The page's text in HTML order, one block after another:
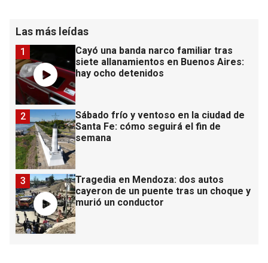
Las más leídas
Cayó una banda narco familiar tras
siete allanamientos en Buenos Aires:
hay ocho detenidos
1
Sábado frío y ventoso en la ciudad de
Santa Fe: cómo seguirá el fin de
semana
2
Tragedia en Mendoza: dos autos
cayeron de un puente tras un choque y
murió un conductor
3